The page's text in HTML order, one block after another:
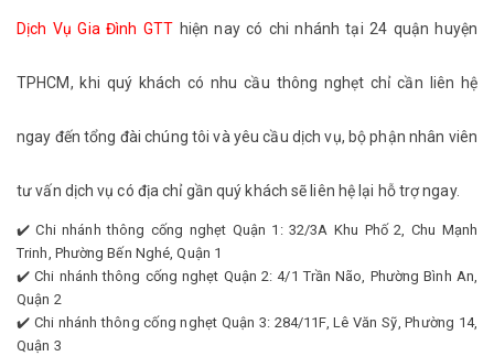
Dịch Vụ Gia Đình GTT hiện nay có chi nhánh tại 24 quận huyện
TPHCM, khi quý khách có nhu cầu thông nghẹt chỉ cần liên hệ
ngay đến tổng đài chúng tôi và yêu cầu dịch vụ, bộ phận nhân viên
tư vấn dịch vụ có địa chỉ gần quý khách sẽ liên hệ lại hỗ trợ ngay.
✔️ Chi nhánh thông cống nghẹt Quận 1: 32/3A Khu Phố 2, Chu Mạnh
Trinh, Phường Bến Nghé, Quận 1
✔️ Chi nhánh thông cống nghẹt Quận 2: 4/1 Trần Não, Phường Bình An,
Quận 2
✔️ Chi nhánh thông cống nghẹt Quận 3: 284/11F, Lê Văn Sỹ, Phường 14,
Quận 3